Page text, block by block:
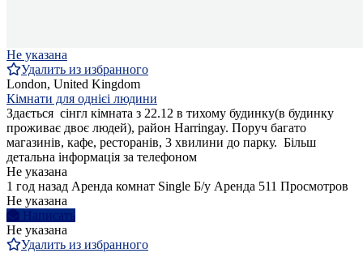
Не указана
Удалить из избранного
London, United Kingdom
Кімнати для однієі людини
Здається сінгл кімната з 22.12 в тихому будинку(в будинку
проживає двоє людей), район Harringay. Поруч багато
магазинів, кафе, ресторанів, 3 хвилини до парку. Більш
детальна інформація за телефоном
Не указана
1 год назад Аренда комнат Single Б/у Аренда 511 Просмотров
Не указана
Написать
Не указана
Удалить из избранного